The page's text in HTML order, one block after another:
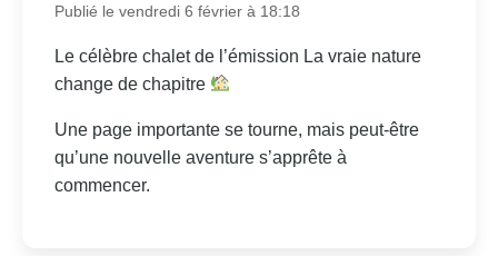
Publié le vendredi 6 février à 18:18
Le célèbre chalet de l’émission La vraie nature
change de chapitre
Une page importante se tourne, mais peut-être
qu’une nouvelle aventure s’apprête à
commencer.